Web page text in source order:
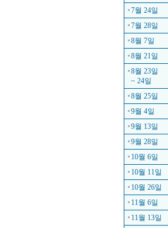
7월 24일
7월 28일
8월 7일
8월 21일
8월 23일
~ 24일
8월 25일
9월 4일
9월 13일
9월 28일
10월 6일
10월 11일
10월 26일
11월 6일
11월 13일